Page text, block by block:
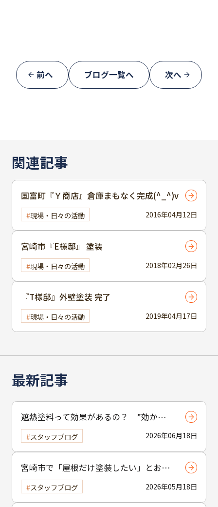
前へ ブログ一覧へ 次へ
最新記事
遮熱塗料って効果があるの？ ”効かな
い”と言われる理由と正しい使い方 2026年06月18日
スタッフブログ
宮崎市で「屋根だけ塗装したい」とお考
えの方へ｜小工事・雨樋交換だけでも大
歓迎！
2026年05月18日
スタッフブログ
関連記事
2016年04月12日
国富町『Ｙ商店』倉庫まもなく完成(^_^)v
現場・日々の活動
2018年02月26日
宮崎市『E様邸』 塗装
現場・日々の活動
2019年04月17日
『T様邸』外壁塗装 完了
現場・日々の活動